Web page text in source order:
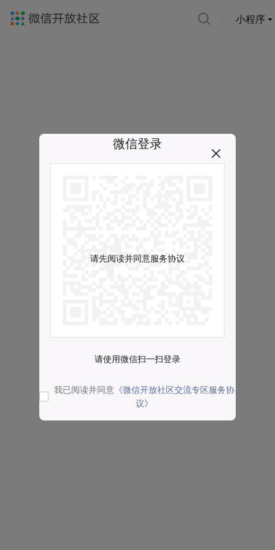
小程序
微信登录
请先阅读并同意服务协议
请使用微信扫一扫登录
我已阅读并同意 《微信开放社区交流专区服务协
议》